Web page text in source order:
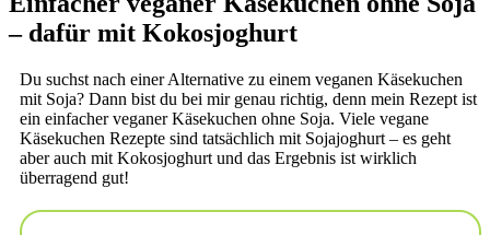
– dafür mit Kokosjoghurt
Du suchst nach einer Alternative zu einem veganen Käsekuchen
mit Soja? Dann bist du bei mir genau richtig, denn mein Rezept ist
ein einfacher veganer Käsekuchen ohne Soja. Viele vegane
Käsekuchen Rezepte sind tatsächlich mit Sojajoghurt – es geht
aber auch mit Kokosjoghurt und das Ergebnis ist wirklich
überragend gut!